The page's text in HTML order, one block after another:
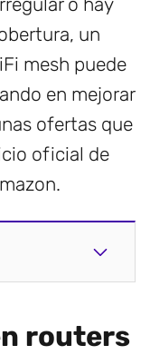
un
mesh puede
en mejorar
ofertas que
oficial de
routers